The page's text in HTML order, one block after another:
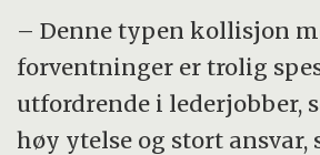
– Denne typen kollisjon
forventninger er trolig
utfordrende i lederjobber,
høy ytelse og stort ansvar,